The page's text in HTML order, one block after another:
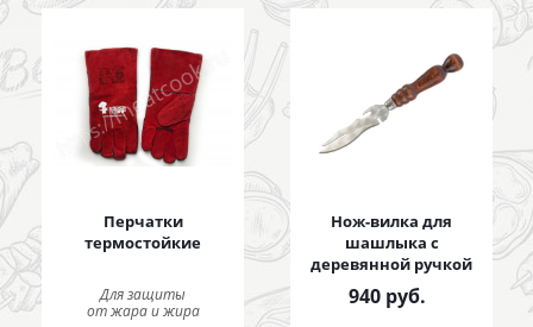
Перчатки
термостойкие
Для защиты
от жара и жира
Нож-вилка для
шашлыка с
деревянной ручкой
940 руб.